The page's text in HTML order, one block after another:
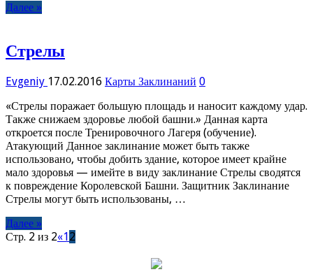
Далее »
Стрелы
Evgeniy 17.02.2016 Карты Заклинаний 0
«Стрелы поражает большую площадь и наносит каждому удар.
Также снижаем здоровье любой башни.» Данная карта
откроется после Тренировочного Лагеря (обучение).
Атакующий Данное заклинание может быть также
использовано, чтобы добить здание, которое имеет крайне
мало здоровья — имейте в виду заклинание Стрелы сводятся
к повреждение Королевской Башни. Защитник Заклинание
Стрелы могут быть использованы, …
Далее »
Стр. 2 из 2«12